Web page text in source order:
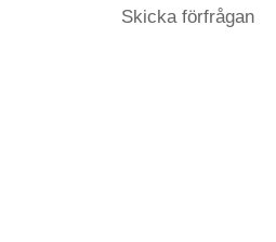
Skicka förfrågan